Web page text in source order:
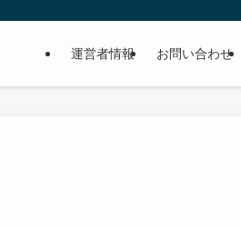
運営者情報 お問い合わせ